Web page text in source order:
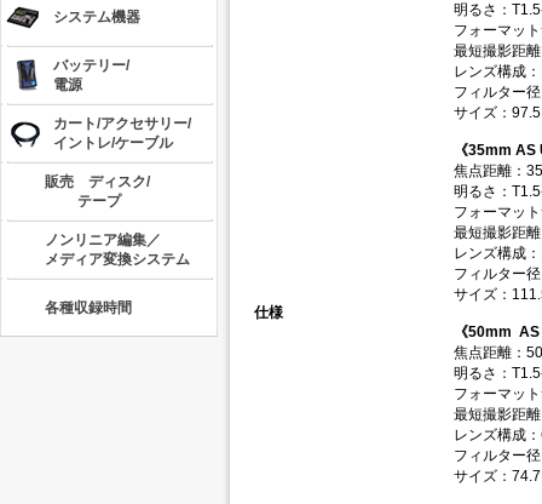
システム機器
バッテリー/
電源
カート/アクセサリー/
イントレ/ケーブル
販売 ディスク/
テープ
ノンリニア編集／
メディア変換システム
各種収録時間 仕様
明るさ：
フォーマッ
最短撮影距
レンズ構成
フィルター
サイズ：
《35mm
焦点距離：
明るさ：
フォーマッ
最短撮影距
レンズ構成
フィルター
サイズ：
《50mm
焦点距離：
明るさ：
フォーマッ
最短撮影距
レンズ構成
フィルター
サイズ：